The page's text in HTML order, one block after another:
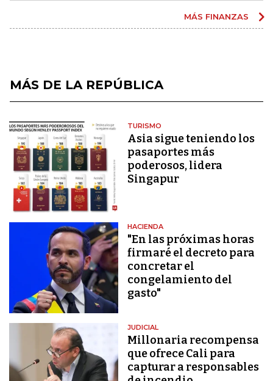
MÁS FINANZAS
MÁS DE LA REPÚBLICA
TURISMO
Asia sigue teniendo los
pasaportes más
poderosos, lidera
Singapur
HACIENDA
"En las próximas horas
firmaré el decreto para
concretar el
congelamiento del
gasto"
JUDICIAL
Millonaria recompensa
que ofrece Cali para
capturar a responsables